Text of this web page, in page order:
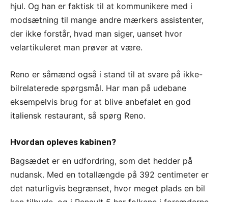
hjul. Og han er faktisk til at kommunikere med i
modsætning til mange andre mærkers assistenter,
der ikke forstår, hvad man siger, uanset hvor
velartikuleret man prøver at være.
Reno er såmænd også i stand til at svare på ikke-
bilrelaterede spørgsmål. Har man på udebane
eksempelvis brug for at blive anbefalet en god
italiensk restaurant, så spørg Reno.
Hvordan opleves kabinen?
Bagsædet er en udfordring, som det hedder på
nudansk. Med en totallængde på 392 centimeter er
det naturligvis begrænset, hvor meget plads en bil